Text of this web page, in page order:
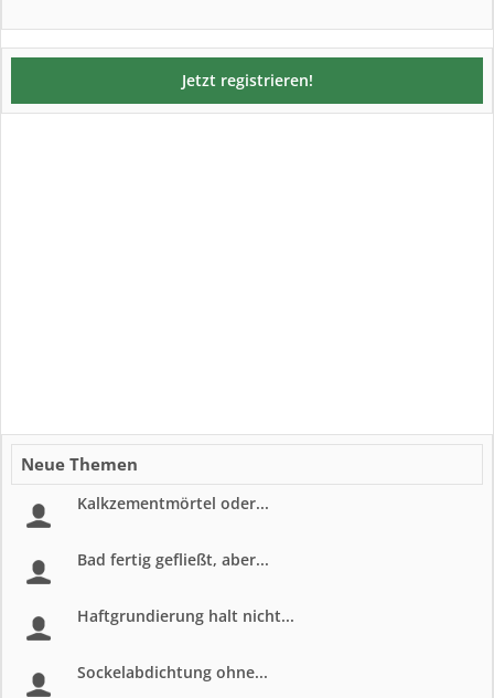
Jetzt registrieren!
Neue Themen
Kalkzementmörtel oder...
Bad fertig gefließt, aber...
Haftgrundierung halt nicht...
Sockelabdichtung ohne...